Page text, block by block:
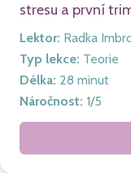
stresu a první
Lektor: Radka
Typ lekce: Teorie
Délka: 28 minut
Náročnost: 1/5